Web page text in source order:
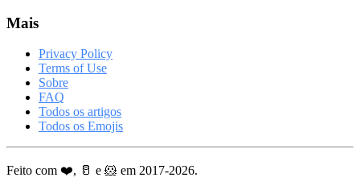
Mais
Privacy Policy
Terms of Use
Sobre
FAQ
Todos os artigos
Todos os Emojis
Feito com ❤️, 🥛 e 🐹 em 2017-2026.